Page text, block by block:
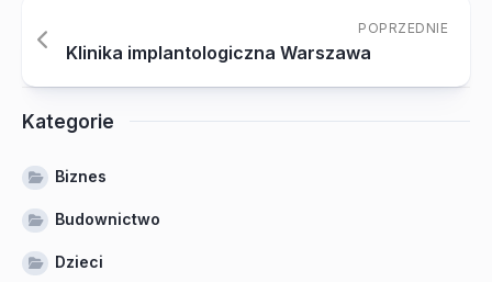
POPRZEDNIE
Klinika implantologiczna Warszawa
Kategorie
Biznes
Budownictwo
Dzieci